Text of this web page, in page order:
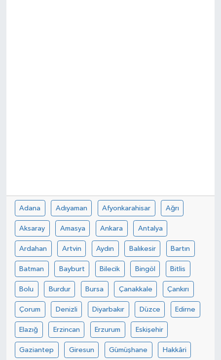
Adana Adıyaman Afyonkarahisar Ağrı
Aksaray Amasya Ankara Antalya
Ardahan Artvin Aydın Balıkesir Bartın
Batman Bayburt Bilecik Bingöl Bitlis
Bolu Burdur Bursa Çanakkale Çankırı
Çorum Denizli Diyarbakır Düzce Edirne
Elazığ Erzincan Erzurum Eskişehir
Gaziantep Giresun Gümüşhane Hakkâri